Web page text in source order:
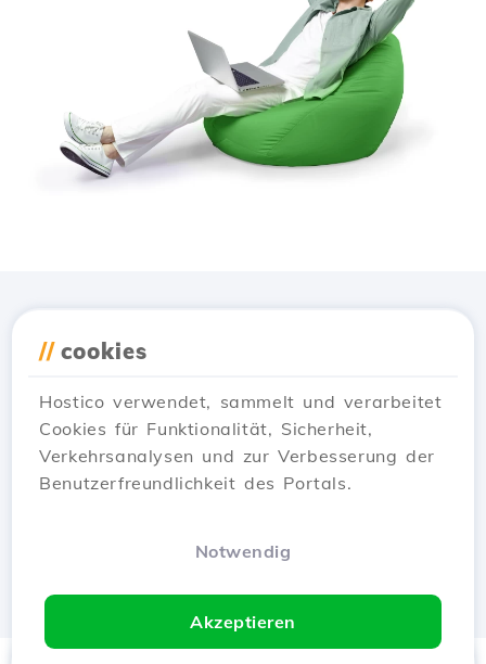
// cookies
Hostico verwendet, sammelt und verarbeitet
Cookies für Funktionalität, Sicherheit,
Verkehrsanalysen und zur Verbesserung der
Benutzerfreundlichkeit des Portals.
Notwendig
Akzeptieren